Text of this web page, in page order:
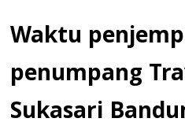
Waktu
penumpang
Sukasari